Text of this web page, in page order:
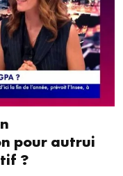
pour autrui
?
et recevez
SQOOL TV en